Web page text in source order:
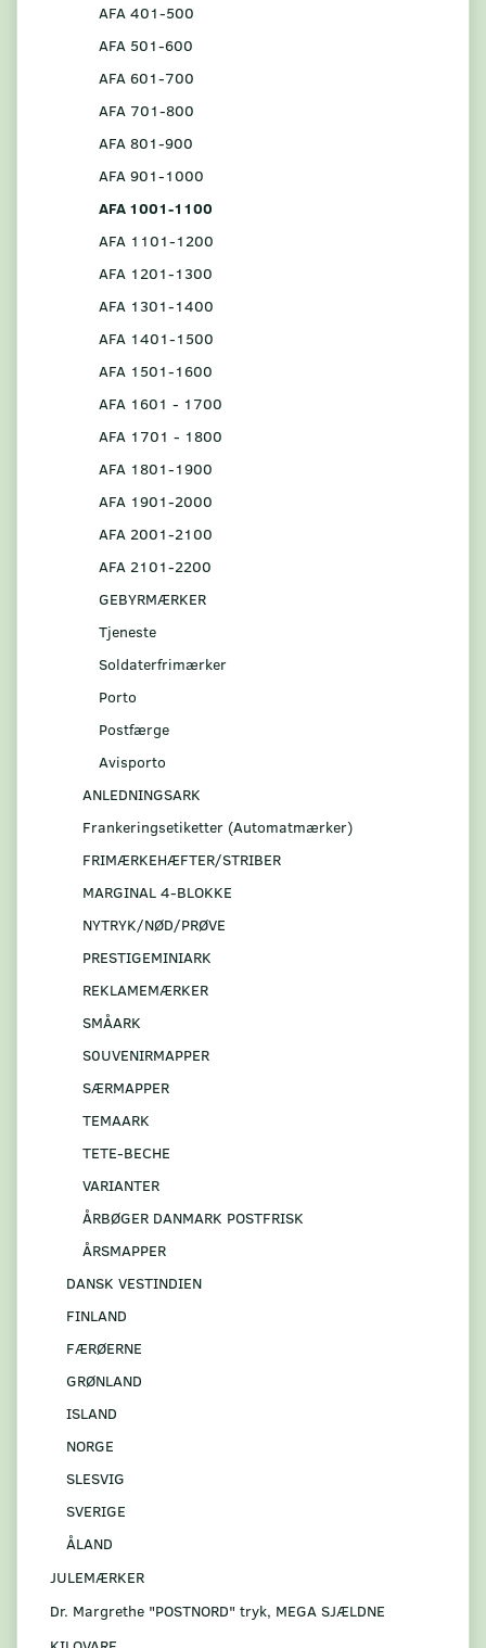
AFA 401-500
AFA 501-600
AFA 601-700
AFA 701-800
AFA 801-900
AFA 901-1000
AFA 1001-1100
AFA 1101-1200
AFA 1201-1300
AFA 1301-1400
AFA 1401-1500
AFA 1501-1600
AFA 1601 - 1700
AFA 1701 - 1800
AFA 1801-1900
AFA 1901-2000
AFA 2001-2100
AFA 2101-2200
GEBYRMÆRKER
Tjeneste
Soldaterfrimærker
Porto
Postfærge
Avisporto
ANLEDNINGSARK
Frankeringsetiketter (Automatmærker)
FRIMÆRKEHÆFTER/STRIBER
MARGINAL 4-BLOKKE
NYTRYK/NØD/PRØVE
PRESTIGEMINIARK
REKLAMEMÆRKER
SMÅARK
S0UVENIRMAPPER
SÆRMAPPER
TEMAARK
TETE-BECHE
VARIANTER
ÅRBØGER DANMARK POSTFRISK
ÅRSMAPPER
DANSK VESTINDIEN
FINLAND
FÆRØERNE
GRØNLAND
ISLAND
NORGE
SLESVIG
SVERIGE
ÅLAND
JULEMÆRKER
Dr. Margrethe "POSTNORD" tryk, MEGA SJÆLDNE